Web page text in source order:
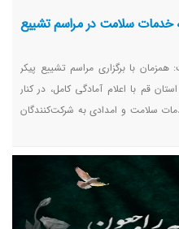
خدمات سلامت در مراسم تشییع
با برگزاری مراسم تشییع پیکر
قم با اعلام آمادگی کامل، در کنار
سلامت و امدادی به شرکت‌کنندگان